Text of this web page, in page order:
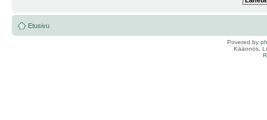
Etusivu
Povered by
Käännös,